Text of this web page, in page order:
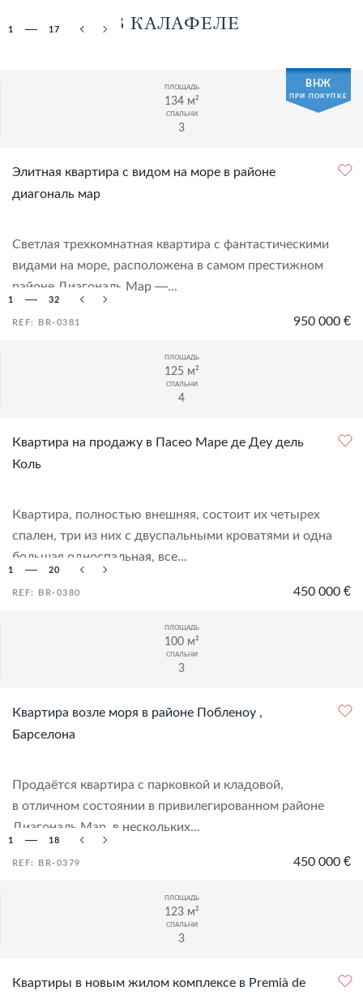
КВАРТИРЫ В КАЛАФЕЛЕ
1 17
ВНЖ
ПРИ ПОКУПКЕ
ПЛОЩАДЬ
134 м²
СПАЛЬНИ
3
Элитная квартира с видом на море в районе
диагональ мар
Светлая трехкомнатная квартира с фантастическими
видами на море, расположена в самом престижном
районе Диагональ Мар —...
REF: BR-0381 950 000 €
1 32
ПЛОЩАДЬ
125 м²
СПАЛЬНИ
4
Квартира на продажу в Пасео Маре де Деу дель
Коль
Квартира, полностью внешняя, состоит их четырех
спален, три из них с двуспальными кроватями и одна
большая односпальная, все...
REF: BR-0380 450 000 €
1 20
ПЛОЩАДЬ
100 м²
СПАЛЬНИ
3
Квартира возле моря в районе Побленоу ,
Барселона
Продаётся квартира с парковкой и кладовой,
в отличном состоянии в привилегированном районе
Диагональ Мар, в нескольких...
REF: BR-0379 450 000 €
1 18
ПЛОЩАДЬ
123 м²
СПАЛЬНИ
3
Квартиры в новым жилом комплексе в Premià de